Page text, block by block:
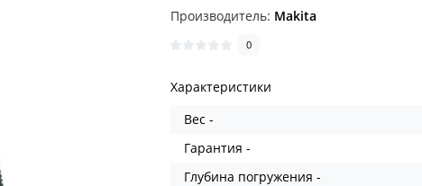
Производитель: Makita
0
Характеристики
Вес -
Гарантия -
Глубина погружения -